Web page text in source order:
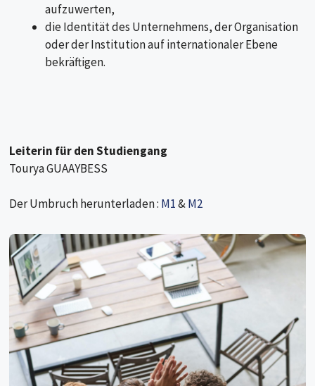
aufzuwerten,
die Identität des Unternehmens, der Organisation
oder der Institution auf internationaler Ebene
bekräftigen.
Leiterin für den Studiengang
Tourya GUAAYBESS
Der Umbruch herunterladen : M1&M2